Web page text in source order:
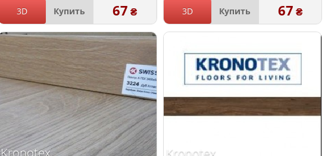
3D Купить 67 ₴ 3D Купить 67 ₴
Kronotex Kronotex